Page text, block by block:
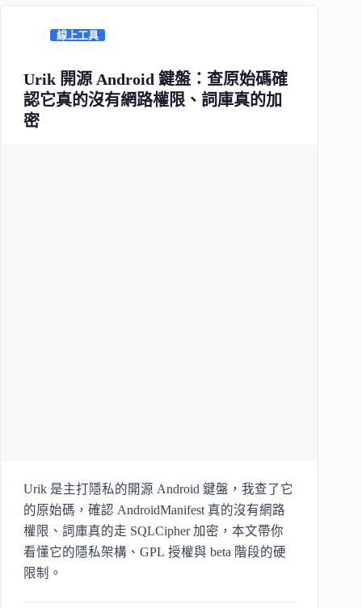
線上工具
Urik 開源 Android 鍵盤：查原始碼確
認它真的沒有網路權限、詞庫真的加
密
Urik 是主打隱私的開源 Android 鍵盤，我查了它
的原始碼，確認 AndroidManifest 真的沒有網路
權限、詞庫真的走 SQLCipher 加密，本文帶你
看懂它的隱私架構、GPL 授權與 beta 階段的硬
限制。